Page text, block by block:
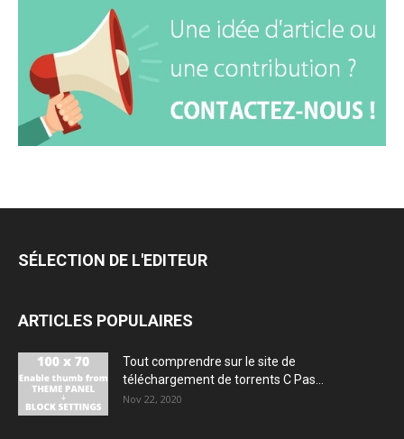
SÉLECTION DE L'EDITEUR
ARTICLES POPULAIRES
Tout comprendre sur le site de
téléchargement de torrents C Pas...
Nov 22, 2020